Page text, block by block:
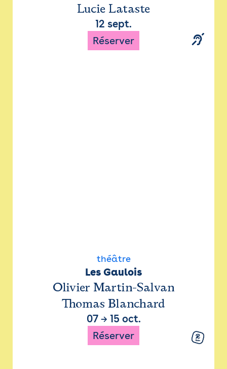
Lucie Lataste
12 sept.
Réserver
théâtre
Les Gaulois
Olivier Martin-Salvan
Thomas Blanchard
07→ 15 oct.
Réserver